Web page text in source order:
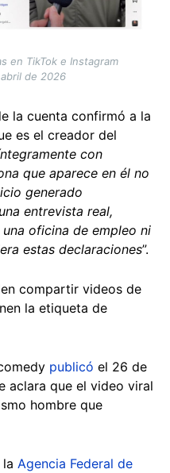
en TikTok e Instagram
de 2026
la cuenta confirmó a la
es el creador del
con
que aparece en él no
generado
entrevista real,
oficina de empleo ni
estas declaraciones”.
compartir videos de
la etiqueta de
publicó el 26 de
aclara que el video viral
hombre que
Agencia Federal de